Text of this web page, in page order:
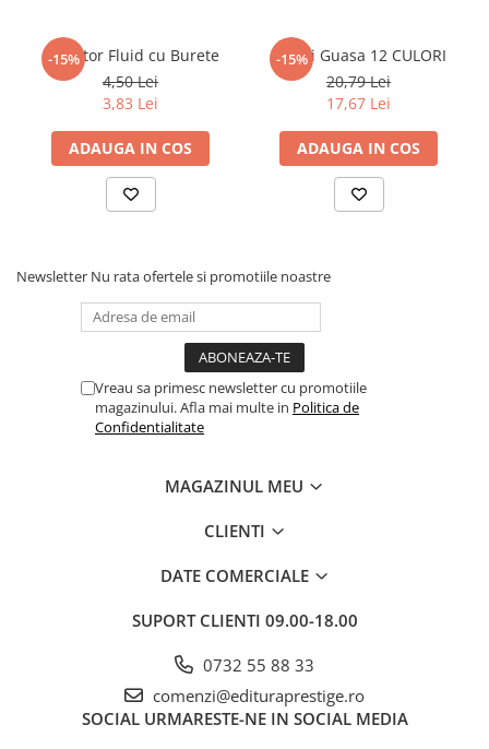
Caiete si Carnetele scolare
Coperti, Mape, Etichete
Ghiozdane si Penare scolare
Instrumente de scris
Instrumente si Truse Geometrie
Cadouri
Carti in dar
Literatura Romana
Literatura Universala
Descopera si invata
Primele notiuni
Carti de colorat
-15%
Corector Fluid cu Burete
4,50 Lei
3,83 Lei
ADAUGA IN COS
-15%
Culori Guasa 12 CULORI
20,79 Lei
17,67 Lei
ADAUGA IN COS
Newsletter Nu rata ofertele si promotiile noastre
Vreau sa primesc newsletter cu promotiile
magazinului. Afla mai multe in Politica de
Confidentialitate
MAGAZINUL MEU
CLIENTI
DATE COMERCIALE
SUPORT CLIENTI 09.00-18.00
0732 55 88 33
comenzi@edituraprestige.ro
SOCIAL URMARESTE-NE IN SOCIAL MEDIA